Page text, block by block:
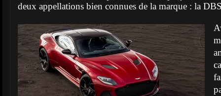
deux appellations bien connues de la marque : la